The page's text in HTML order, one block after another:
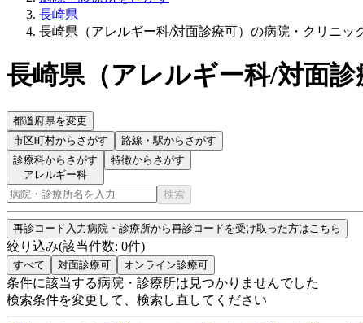
長崎県
長崎県（アレルギー科/対面診療可）の病院・クリニッ
長崎県（アレルギー科/対面診
都道府県を変更
市区町村からさがす 路線・駅からさがす
診療科からさがす
アレルギー科
特徴からさがす
検索
再診コード入力病院・診療所から再診コードを受け取った方はこちら
絞り込み(該当件数: 0件)
すべて 対面診療可 オンライン診療可
条件に該当する病院・診療所は見つかりませんでした
検索条件を変更して、検索し直してください